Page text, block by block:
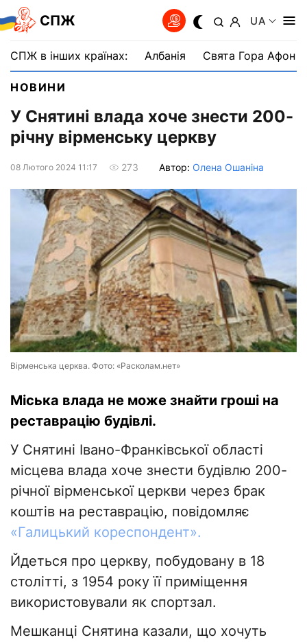
СПЖ UA
СПЖ в інших країнах: Албанія Свята Гора Афон
НОВИНИ
У Снятині влада хоче знести 200-
річну вірменську церкву
08 Лютого 2024 11:17 273 Автор: Олена Ошаніна
Вірменська церква. Фото: «Расколам.нет»
Міська влада не може знайти гроші на
реставрацію будівлі.
У Снятині Івано-Франківської області
місцева влада хоче знести будівлю 200-
річної вірменської церкви через брак
коштів на реставрацію, повідомляє
«Галицький кореспондент».
Йдеться про церкву, побудовану в 18
столітті, з 1954 року її приміщення
використовували як спортзал.
Мешканці Снятина казали, що хочуть